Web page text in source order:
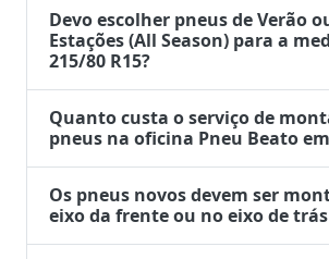
Devo escolher pneus de Verão
Estações (All Season) para a
215/80 R15?
Quanto custa o serviço de
pneus na oficina Pneu Beato
Os pneus novos devem ser
eixo da frente ou no eixo de